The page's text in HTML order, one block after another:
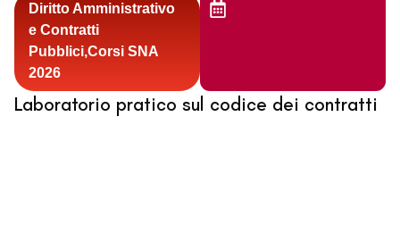
Diritto Amministrativo
e Contratti
Pubblici,Corsi SNA
2026
Laboratorio pratico sul codice dei contratti